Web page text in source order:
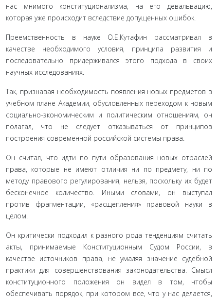
нас мнимого конституционализма, на его де­вальвацию,
которая уже происходит вследствие до­пущенных ошибок.
Преемственность в науке О.Е.Кутафин рассма­тривал в
качестве необходимого условия, принципа развития и
последовательно придерживался этого подхода в своих
научных исследованиях.
Так, признавая необходимость появления новых предметов в
учебном плане Академии, обусловлен­ных переходом к новым
социально-экономическим и политическим отношениям, он
полагал, что не сле­дует отказываться от принципов
построения совре­менной российской системы права.
Он считал, что идти по пути образования новых отраслей
права, которые не имеют отличия ни по предмету, ни по
методу правового регулирования, нельзя, поскольку их будет
бесконечное количество. Иными словами, он выступал
против фрагментации, «расщепления» правовой науки в
целом.
Он критически подходил к разного рода тенден­циям считать
акты, принимаемые Конституционным Судом России, в
качестве источников права, не умаляя значение судебной
практики для совершенствования законодательства. Смысл
конституционного положе­ния он видел в том, чтобы
обеспечивать порядок, при котором все, что у нас делается,